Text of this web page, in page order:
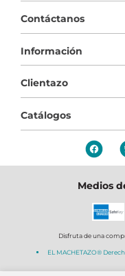
Contáctanos
Información
Clientazo
Catálogos
Medios
Disfruta de una
EL MACHETAZO®